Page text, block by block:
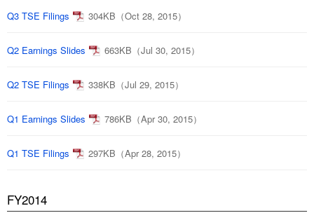
Q3 TSE Filings 304KB（Oct 28, 2015）
Q2 Earnings Slides 663KB（Jul 30, 2015）
Q2 TSE Filings 338KB（Jul 29, 2015）
Q1 Earnings Slides 786KB（Apr 30, 2015）
Q1 TSE Filings 297KB（Apr 28, 2015）
FY2014